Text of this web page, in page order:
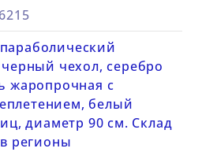
чехол, серебро
жаропрочная с
белый
диаметр 90 см. Склад
регионы